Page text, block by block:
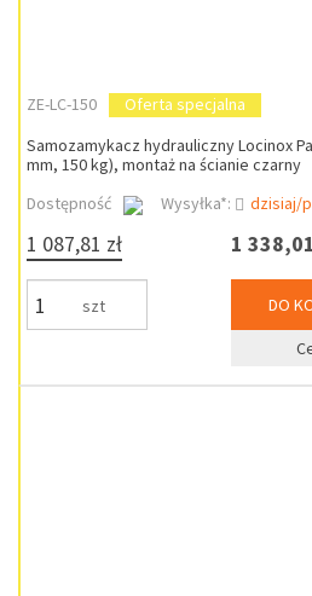
ZE-LC-150
Oferta specjalna
Samozamykacz hydrauliczny Locinox
mm, 150 kg), montaż na ścianie czarny
Dostępność
Wysyłka*: dzisiaj/
1 087,81 zł
szt
1
DO